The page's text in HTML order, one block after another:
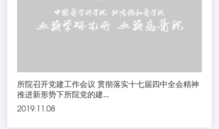
所院召开党建工作会议 贯彻落实十七届四中全会精神
推进新形势下所院党的建...
2019.11.08